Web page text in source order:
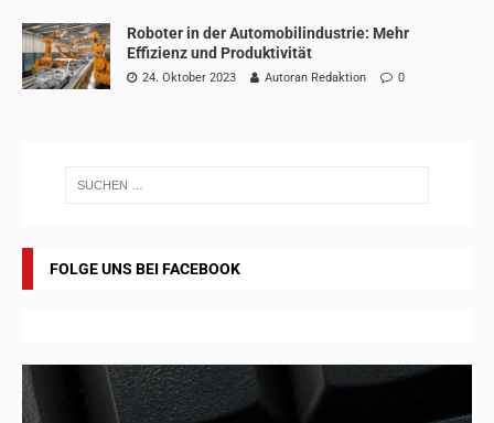
Roboter in der Automobilindustrie: Mehr
Effizienz und Produktivität
24. Oktober 2023 Autoran Redaktion 0
FOLGE UNS BEI FACEBOOK